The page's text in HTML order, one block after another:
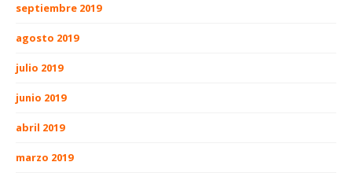
septiembre 2019
agosto 2019
julio 2019
junio 2019
abril 2019
marzo 2019